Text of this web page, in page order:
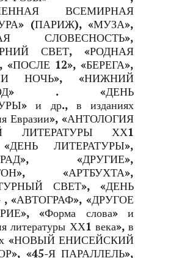
ВСЕМИРНАЯ
(ПАРИЖ), «МУЗА»,
СЛОВЕСНОСТЬ»,
СВЕТ, «РОДНАЯ
«ПОСЛЕ 12», «БЕРЕГА»,
НОЧЬ», «НИЖНИЙ
. «ДЕНЬ
и др., в изданиях
Евразии», «АНТОЛОГИЯ
ЛИТЕРАТУРЫ ХХ1
ЛИТЕРАТУРЫ»,
«ДРУГИЕ»,
«АРТБУХТА»,
СВЕТ», «ДЕНЬ
«АВТОГРАФ», «ДРУГОЕ
«Форма слова» и
литературы ХХ1 века», в
«НОВЫЙ ЕНИСЕЙСКИЙ
«45-Я ПАРАЛЛЕЛЬ»,